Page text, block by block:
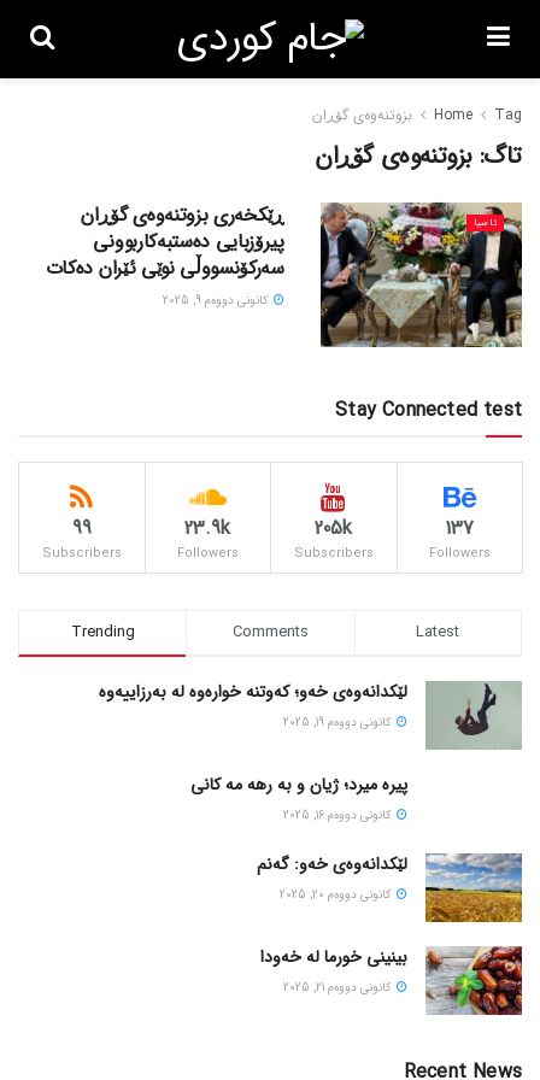
Home Tag بزوتنەوەی گۆڕان
تاگ: بزوتنەوەی گۆڕان
ئاسیا
ڕێکخەری بزوتنەوەی گۆڕان
پیرۆزبایی دەستبەکاربوونی
سەرکۆنسووڵی نوێی ئێران دەکات
كانونی دووه‌م 9, 2025
Stay Connected test
137
Followers
205k
Subscribers
23.9k
Followers
99
Subscribers
Trending Comments Latest
لێکدانەوەی خەو؛ کەوتنە خوارەوە لە بەرزاییەوە
كانونی دووه‌م 19, 2025
پیره میرد؛ ژیان و به رهه مه کانی
كانونی دووه‌م 16, 2025
لێکدانەوەی خەو: گەنم
كانونی دووه‌م 20, 2025
بینینی خورما لە خەودا
كانونی دووه‌م 21, 2025
Recent News